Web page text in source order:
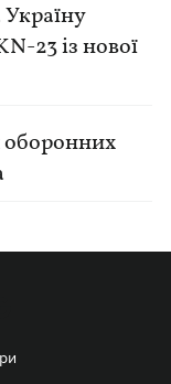
23 із нової